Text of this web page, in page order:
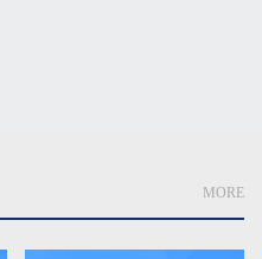
MORE